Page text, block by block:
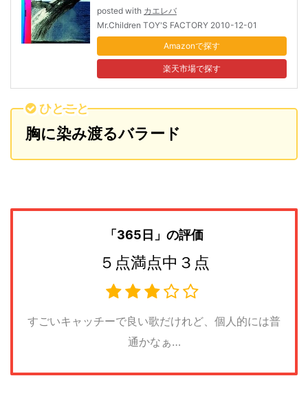
posted with カエレバ
Mr.Children TOY'S FACTORY 2010-12-01
Amazon
楽天市場
ひとこと
胸に染み渡るバラード
「365日 」の評価
５点満点中３点
すごいキャッチーで良い歌だけれど、個人的には普
通かなぁ…